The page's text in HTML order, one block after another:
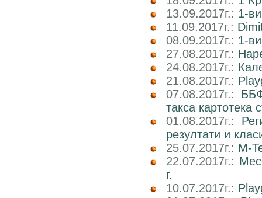
13.09.2017г.: 1-
11.09.2017г.:
08.09.2017г.: 1-
27.08.2017г.:
24.08.2017г.:
21.08.2017г.:
07.08.2017г.:
такса картотека
01.08.2017г.:
резултати и
25.07.2017г.: M-
22.07.2017г.:
г.
10.07.2017г.: